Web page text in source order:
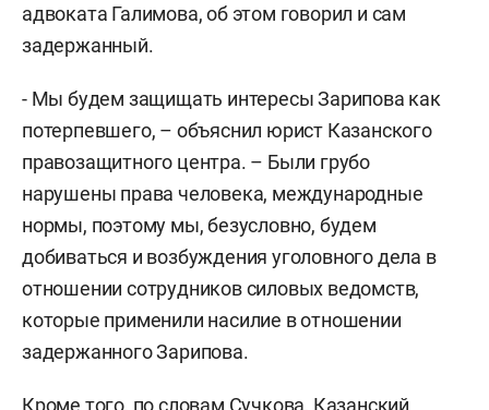
адвоката Галимова, об этом говорил и сам
задержанный.
- Мы будем защищать интересы Зарипова как
потерпевшего, – объяснил юрист Казанского
правозащитного центра. – Были грубо
нарушены права человека, международные
нормы, поэтому мы, безусловно, будем
добиваться и возбуждения уголовного дела в
отношении сотрудников силовых ведомств,
которые применили насилие в отношении
задержанного Зарипова.
Кроме того, по словам Сучкова, Казанский